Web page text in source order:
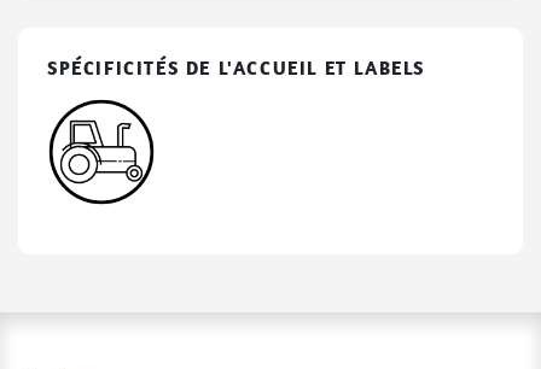
SPÉCIFICITÉS DE L'ACCUEIL ET LABELS